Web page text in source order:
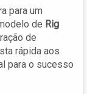
para um
de Rig
de
rápida aos
para o sucesso